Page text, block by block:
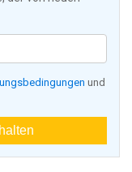
und